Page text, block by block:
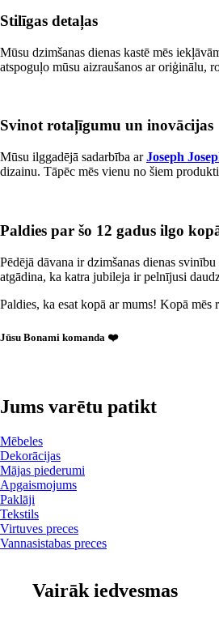
Stilīgas detaļas
Mūsu dzimšanas dienas kastē mēs
atspoguļo mūsu aizraušanos ar oriģinālu,
Svinot rotaļīgumu un inovācijas
Mūsu ilggadējā sadarbība arJoseph
dizainu. Tāpēc mēs vienu no šiem
Paldies par šo 12 gadus ilgo
Pēdējā dāvana ir dzimšanas dienas
atgādina, ka katra jubileja ir pelnījusi
Paldies, ka esat kopā ar mums! Kopā
Jūsu Bonami komanda ❤️
Jums varētu patikt
Mēbeles
Dekorācijas
Mājas piederumi
Apgaismojums
Paklāji
Tekstils
Virtuves preces
Vannasistabas preces
Vairāk iedvesmas